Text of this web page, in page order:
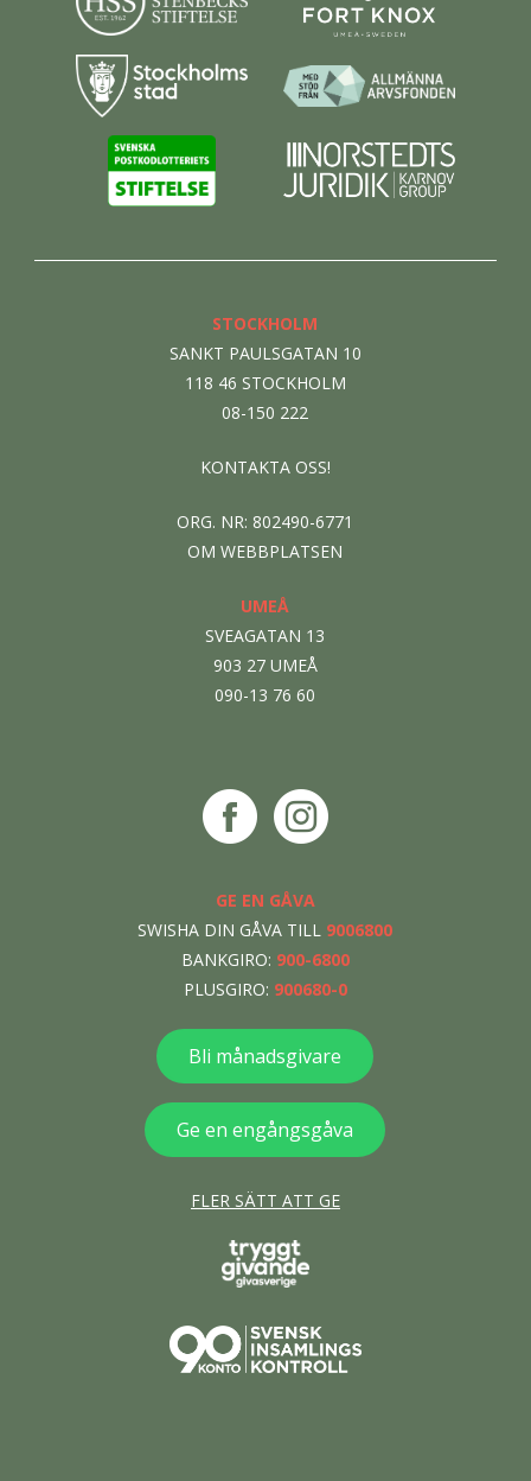
STOCKHOLM
SANKT PAULSGATAN 10
118 46 STOCKHOLM
08-150 222
KONTAKTA OSS!
ORG. NR: 802490-6771
OM WEBBPLATSEN
UMEÅ
SVEAGATAN 13
903 27 UMEÅ
090-13 76 60
GE EN GÅVA
SWISHA DIN GÅVA TILL 9006800
BANKGIRO: 900-6800
PLUSGIRO: 900680-0
Bli månadsgivare
Ge en engångsgåva
FLER SÄTT ATT GE